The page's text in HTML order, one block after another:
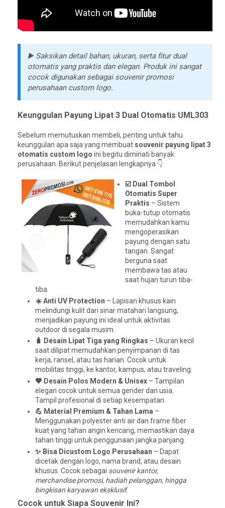
▶️ Saksikan detail bahan, ukuran, serta fitur dual
otomatis yang praktis dan elegan. Produk ini sangat
cocok digunakan sebagai souvenir promosi
perusahaan custom logo.
Keunggulan Payung Lipat 3 Dual Otomatis UML303
Sebelum memutuskan membeli, penting untuk tahu
keunggulan apa saja yang membuat souvenir payung lipat 3
otomatis custom logo ini begitu diminati banyak
perusahaan. Berikut penjelasan lengkapnya 👇
☑️ Dual Tombol
Otomatis Super
Praktis – Sistem
buka-tutup otomatis
memudahkan kamu
mengoperasikan
payung dengan satu
tangan. Sangat
berguna saat
membawa tas atau
saat hujan turun tiba-
tiba.
☀️ Anti UV Protection – Lapisan khusus kain
melindungi kulit dari sinar matahari langsung,
menjadikan payung ini ideal untuk aktivitas
outdoor di segala musim.
🧳 Desain Lipat Tiga yang Ringkas – Ukuran kecil
saat dilipat memudahkan penyimpanan di tas
kerja, ransel, atau tas harian. Cocok untuk
mobilitas tinggi, ke kantor, kampus, atau traveling.
🖤 Desain Polos Modern & Unisex – Tampilan
elegan cocok untuk semua gender dan usia.
Tampil profesional di setiap kesempatan.
💪 Material Premium & Tahan Lama –
Menggunakan polyester anti air dan frame fiber
kuat yang tahan angin kencang, memastikan daya
tahan tinggi untuk penggunaan jangka panjang.
✨ Bisa Dicustom Logo Perusahaan – Dapat
dicetak dengan logo, nama brand, atau desain
khusus. Cocok sebagai souvenir kantor,
merchandise promosi, hadiah pelanggan, hingga
bingkisan karyawan eksklusif.
Cocok untuk Siapa Souvenir Ini?